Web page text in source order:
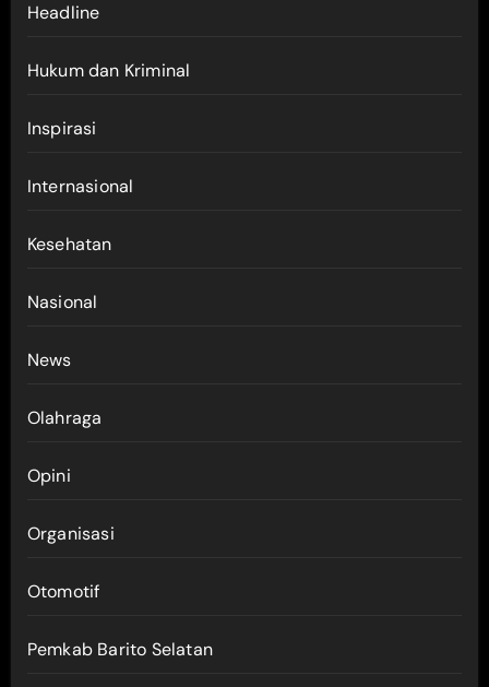
Headline
Hukum dan Kriminal
Inspirasi
Internasional
Kesehatan
Nasional
News
Olahraga
Opini
Organisasi
Otomotif
Pemkab Barito Selatan